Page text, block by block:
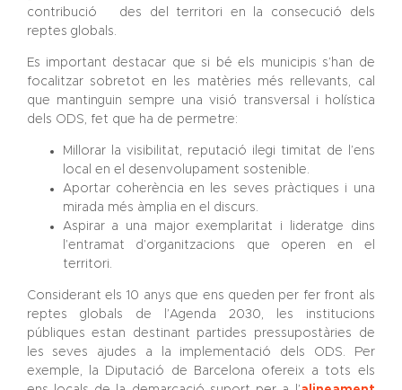
contribució des del territori en la consecució dels
reptes globals.
Es important destacar que si bé els municipis s’han de
focalitzar sobretot en les matèries més rellevants, cal
que mantinguin sempre una visió transversal i holística
dels ODS, fet que ha de permetre:
Millorar la visibilitat, reputació ilegi timitat de l’ens
local en el desenvolupament sostenible.
Aportar coherència en les seves pràctiques i una
mirada més àmplia en el discurs.
Aspirar a una major exemplaritat i lideratge dins
l’entramat d’organitzacions que operen en el
territori.
Considerant els 10 anys que ens queden per fer front als
reptes globals de l’Agenda 2030, les institucions
públiques estan destinant partides pressupostàries de
les seves ajudes a la implementació dels ODS. Per
exemple, la Diputació de Barcelona ofereix a tots els